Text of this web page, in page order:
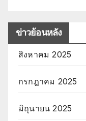
ข่าวย้อนหลัง
สิงหาคม 2025
กรกฎาคม 2025
มิถุนายน 2025